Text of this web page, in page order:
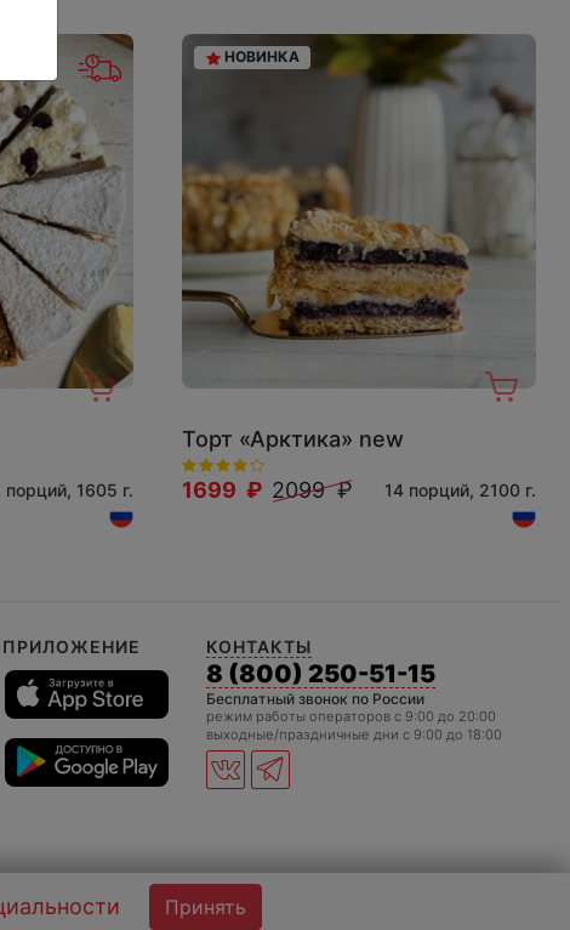
порций, 1605 г.
НОВИНКА
Торт «Арктика» new
1699 ₽ 2099 ₽ 14 порций, 2100 г.
КОНТАКТЫ
8 (800) 250-51-15
Бесплатный звонок по России
режим работы операторов c 9:00 до 20:00
выходные/праздничные дни с 9:00 до 18:00
Принять